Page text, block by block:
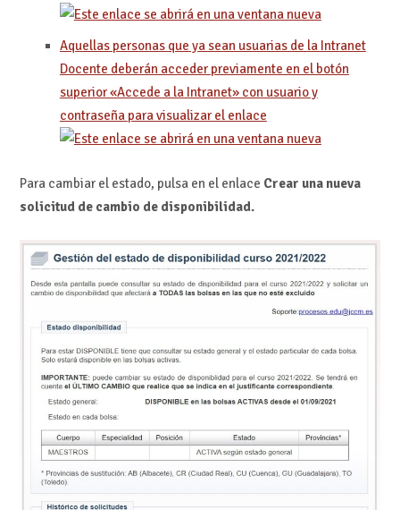
Aquellas personas que ya sean usuarias de la Intranet
Docente deberán acceder previamente en el botón
superior «Accede a la Intranet» con usuario y
contraseña para visualizar el enlace
Para cambiar el estado, pulsa en el enlace Crear una nueva
solicitud de cambio de disponibilidad.